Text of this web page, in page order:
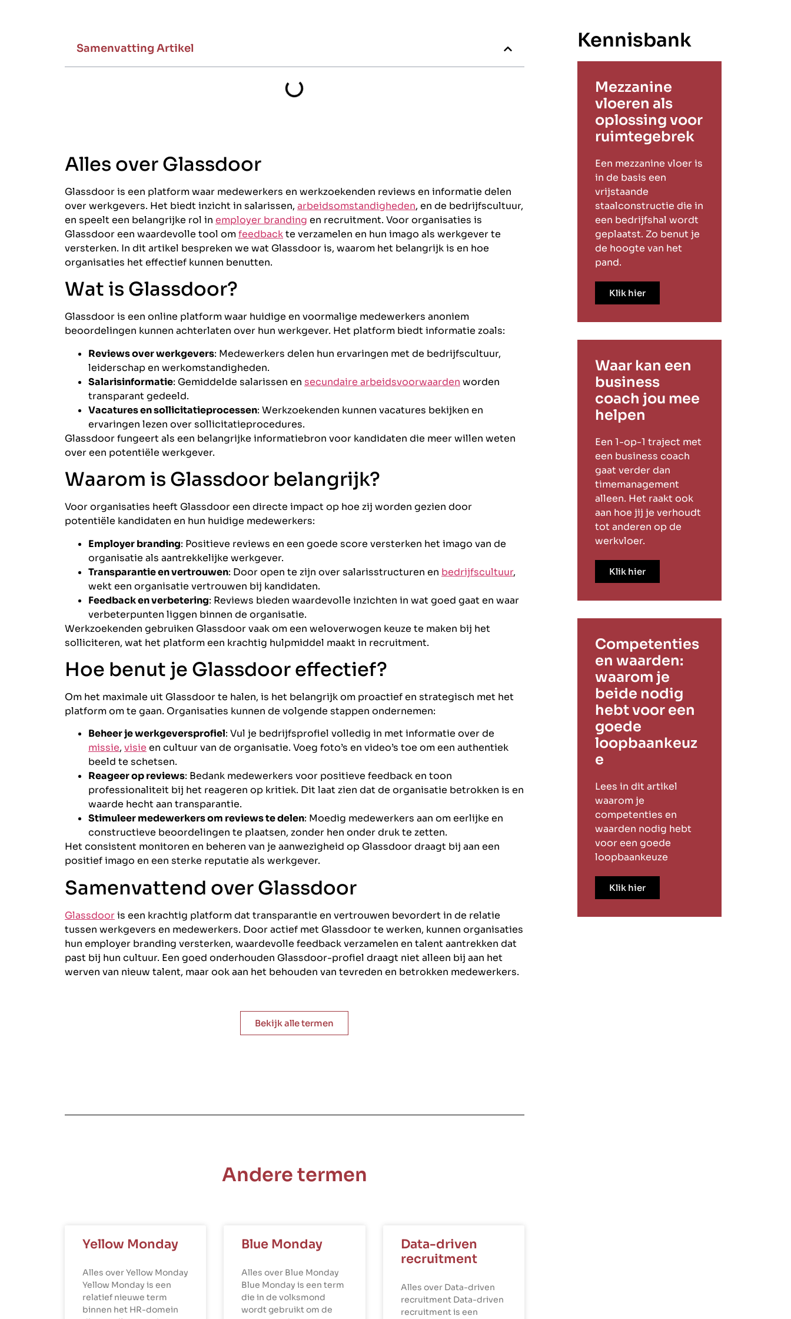
Samenvatting Artikel
Alles over Glassdoor
Glassdoor is een platform waar medewerkers en werkzoekenden reviews en informatie delen
over werkgevers. Het biedt inzicht in salarissen, arbeidsomstandigheden, en de bedrijfscultuur,
en speelt een belangrijke rol in employer branding en recruitment. Voor organisaties is
Glassdoor een waardevolle tool omfeedbackte verzamelen en hun imago als werkgever te
versterken. In dit artikel bespreken we wat Glassdoor is, waarom het belangrijk is en hoe
organisaties het effectief kunnen benutten.
Wat is Glassdoor?
Glassdoor is een online platform waar huidige en voormalige medewerkers anoniem
beoordelingen kunnen achterlaten over hun werkgever. Het platform biedt informatie zoals:
Reviews over werkgevers: Medewerkers delen hun ervaringen met de bedrijfscultuur,
leiderschap en werkomstandigheden.
Salarisinformatie: Gemiddelde salarissen en secundaire arbeidsvoorwaarden worden
transparant gedeeld.
Vacatures en sollicitatieprocessen: Werkzoekenden kunnen vacatures bekijken en
ervaringen lezen over sollicitatieprocedures.
Glassdoor fungeert als een belangrijke informatiebron voor kandidaten die meer willen weten
over een potentiële werkgever.
Waarom is Glassdoor belangrijk?
Voor organisaties heeft Glassdoor een directe impact op hoe zij worden gezien door
potentiële kandidaten en hun huidige medewerkers:
Employer branding: Positieve reviews en een goede score versterken het imago van de
organisatie als aantrekkelijke werkgever.
Transparantie en vertrouwen: Door open te zijn over salarisstructuren en bedrijfscultuur,
wekt een organisatie vertrouwen bij kandidaten.
Feedback en verbetering: Reviews bieden waardevolle inzichten in wat goed gaat en waar
verbeterpunten liggen binnen de organisatie.
Werkzoekenden gebruiken Glassdoor vaak om een weloverwogen keuze te maken bij het
solliciteren, wat het platform een krachtig hulpmiddel maakt in recruitment.
Hoe benut je Glassdoor effectief?
Om het maximale uit Glassdoor te halen, is het belangrijk om proactief en strategisch met het
platform om te gaan. Organisaties kunnen de volgende stappen ondernemen:
Beheer je werkgeversprofiel: Vul je bedrijfsprofiel volledig in met informatie over de
missie, visie en cultuur van de organisatie. Voeg foto’s en video’s toe om een authentiek
beeld te schetsen.
Reageer op reviews: Bedank medewerkers voor positieve feedback en toon
professionaliteit bij het reageren op kritiek. Dit laat zien dat de organisatie betrokken is en
waarde hecht aan transparantie.
Stimuleer medewerkers om reviews te delen: Moedig medewerkers aan om eerlijke en
constructieve beoordelingen te plaatsen, zonder hen onder druk te zetten.
Het consistent monitoren en beheren van je aanwezigheid op Glassdoor draagt bij aan een
positief imago en een sterke reputatie als werkgever.
Samenvattend over Glassdoor
Glassdooris een krachtig platform dat transparantie en vertrouwen bevordert in de relatie
tussen werkgevers en medewerkers. Door actief met Glassdoor te werken, kunnen organisaties
hun employer branding versterken, waardevolle feedback verzamelen en talent aantrekken dat
past bij hun cultuur. Een goed onderhouden Glassdoor-profiel draagt niet alleen bij aan het
werven van nieuw talent, maar ook aan het behouden van tevreden en betrokken medewerkers.
Bekijk alle termen
Andere termen
Yellow Monday
Alles over Yellow Monday
Yellow Monday is een
relatief nieuwe term
binnen het HR-domein
Blue Monday
Alles over Blue Monday
Blue Monday is een term
die in de volksmond
wordt gebruikt om de
Data-driven
recruitment
Alles over Data-driven
recruitment Data-driven
recruitment is een
Kennisbank
Mezzanine
vloeren als
oplossing voor
ruimtegebrek
Een mezzanine vloer is
in de basis een
vrijstaande
staalconstructie die in
een bedrijfshal wordt
geplaatst. Zo benut je
de hoogte van het
pand.
Klik hier
Waar kan een
business
coach jou mee
helpen
Een 1-op-1 traject met
een business coach
gaat verder dan
timemanagement
alleen. Het raakt ook
aan hoe jij je verhoudt
tot anderen op de
werkvloer.
Klik hier
Competenties
en waarden:
waarom je
beide nodig
hebt voor een
goede
loopbaankeuz
e
Lees in dit artikel
waarom je
competenties en
waarden nodig hebt
voor een goede
loopbaankeuze
Klik hier